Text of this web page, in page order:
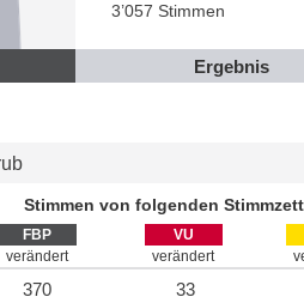
3’057 Stimmen
Ergebnis
Stimmen von folgenden
FBP
verändert
VU
verändert
370 33